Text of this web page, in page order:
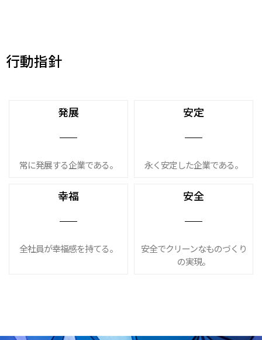
行動指針
発展
常に発展する企業である。
安定
永く安定した企業である。
幸福
全社員が幸福感を持てる。
安全
安全でクリーンなものづくり
の実現。